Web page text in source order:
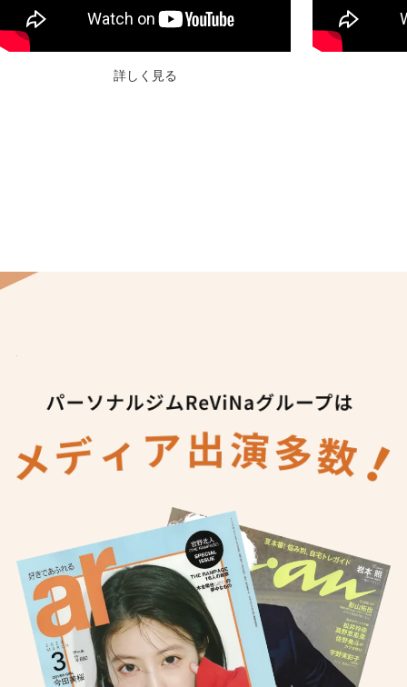
詳しく見る
パーソナルジムReViNaグループは